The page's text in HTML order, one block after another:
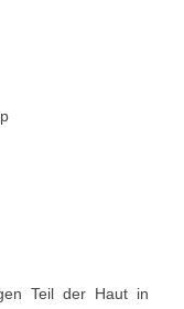
Teil der Haut in